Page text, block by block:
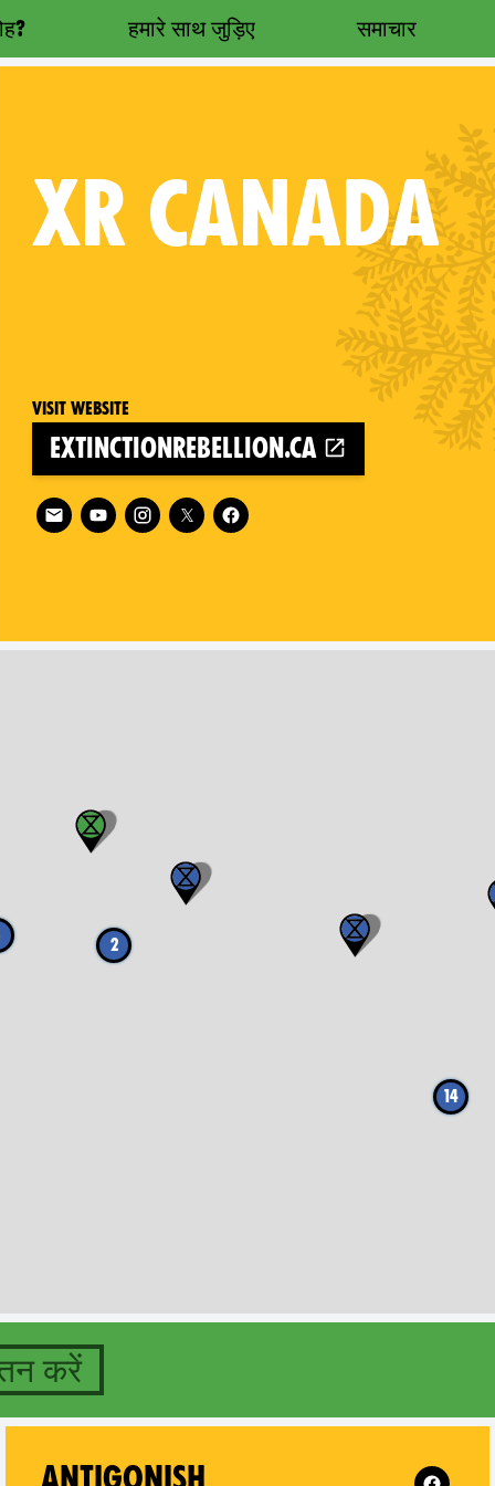
हमारे साथ जुड़िए समाचार
XR CANADA
Visit website
extinctionrebellion.ca
Follow XR Canada on
2
14
करें
Alberta on Follow